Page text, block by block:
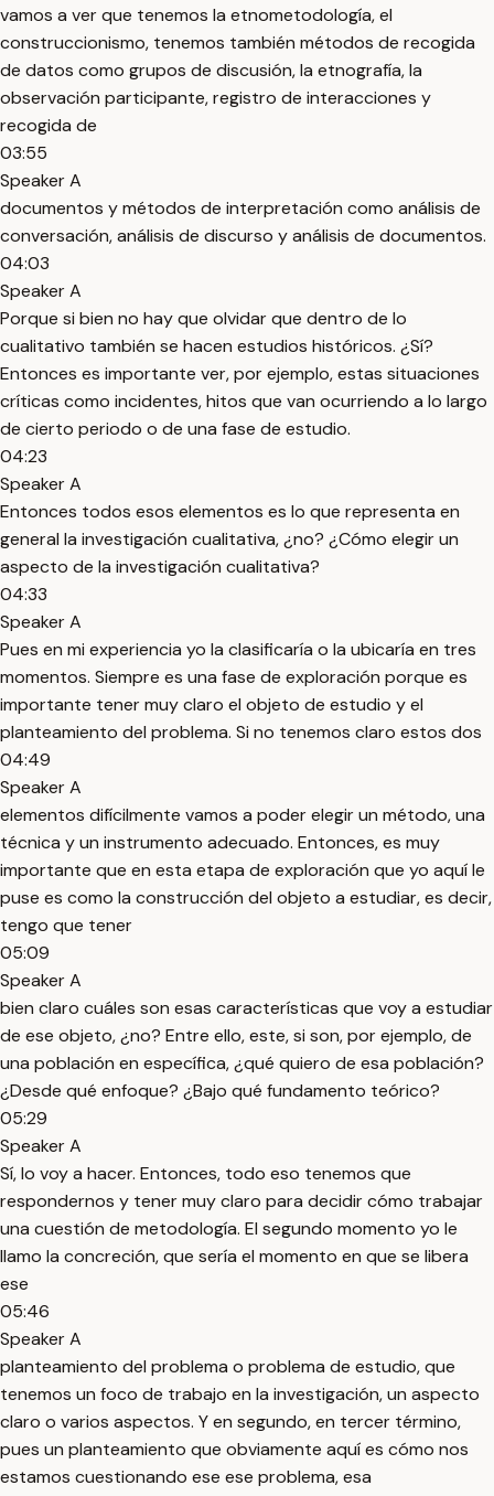
vamos a ver que tenemos la etnometodología, el
construccionismo, tenemos también métodos de recogida
de datos como grupos de discusión, la etnografía, la
observación participante, registro de interacciones y
recogida de
03:55
Speaker A
documentos y métodos de interpretación como análisis de
conversación, análisis de discurso y análisis de documentos.
04:03
Speaker A
Porque si bien no hay que olvidar que dentro de lo
cualitativo también se hacen estudios históricos. ¿Sí?
Entonces es importante ver, por ejemplo, estas situaciones
críticas como incidentes, hitos que van ocurriendo a lo largo
de cierto periodo o de una fase de estudio.
04:23
Speaker A
Entonces todos esos elementos es lo que representa en
general la investigación cualitativa, ¿no? ¿Cómo elegir un
aspecto de la investigación cualitativa?
04:33
Speaker A
Pues en mi experiencia yo la clasificaría o la ubicaría en tres
momentos. Siempre es una fase de exploración porque es
importante tener muy claro el objeto de estudio y el
planteamiento del problema. Si no tenemos claro estos dos
04:49
Speaker A
elementos difícilmente vamos a poder elegir un método, una
técnica y un instrumento adecuado. Entonces, es muy
importante que en esta etapa de exploración que yo aquí le
puse es como la construcción del objeto a estudiar, es decir,
tengo que tener
05:09
Speaker A
bien claro cuáles son esas características que voy a estudiar
de ese objeto, ¿no? Entre ello, este, si son, por ejemplo, de
una población en específica, ¿qué quiero de esa población?
¿Desde qué enfoque? ¿Bajo qué fundamento teórico?
05:29
Speaker A
Sí, lo voy a hacer. Entonces, todo eso tenemos que
respondernos y tener muy claro para decidir cómo trabajar
una cuestión de metodología. El segundo momento yo le
llamo la concreción, que sería el momento en que se libera
ese
05:46
Speaker A
planteamiento del problema o problema de estudio, que
tenemos un foco de trabajo en la investigación, un aspecto
claro o varios aspectos. Y en segundo, en tercer término,
pues un planteamiento que obviamente aquí es cómo nos
estamos cuestionando ese ese problema, esa